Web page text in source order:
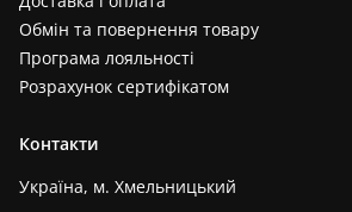
Обмін та повернення товару
Програма лояльності
Розрахунок сертифікатом
Контакти
Україна, м. Хмельницький